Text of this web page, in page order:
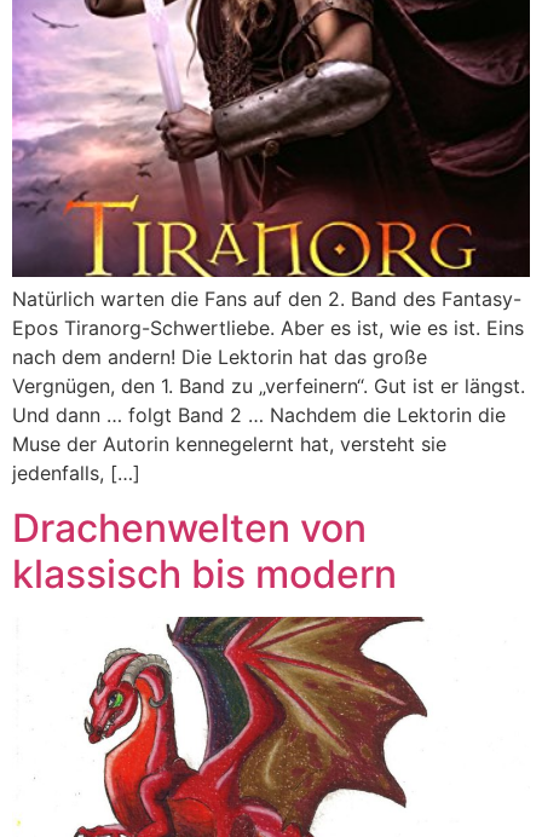
Natürlich warten die Fans auf den 2. Band des Fantasy-
Epos Tiranorg-Schwertliebe. Aber es ist, wie es ist. Eins
nach dem andern! Die Lektorin hat das große
Vergnügen, den 1. Band zu „verfeinern“. Gut ist er längst.
Und dann … folgt Band 2 … Nachdem die Lektorin die
Muse der Autorin kennegelernt hat, versteht sie
jedenfalls, […]
Drachenwelten von
klassisch bis modern